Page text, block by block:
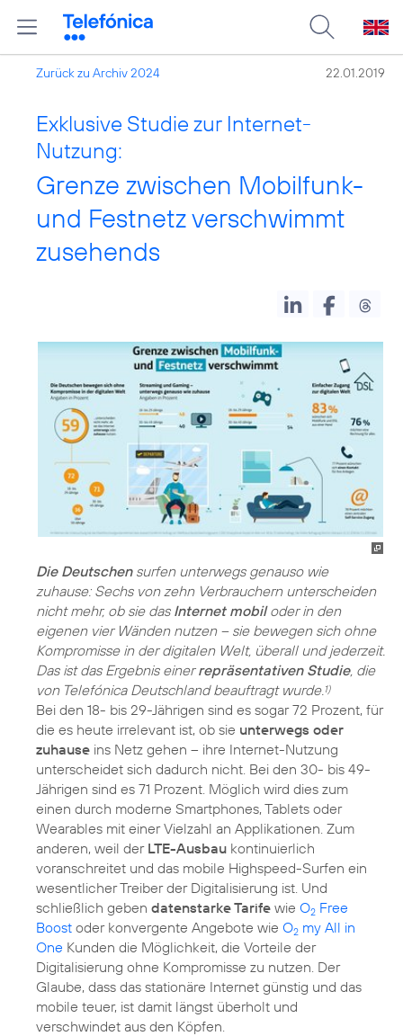
Zurück zu Archiv 2024 22.01.2019
Exklusive Studie zur Internet-
Nutzung:
Grenze zwischen Mobilfunk-
und Festnetz verschwimmt
zusehends
Die Deutschensurfen unterwegs genauso wie
zuhause: Sechs von zehn Verbrauchern unterscheiden
nicht mehr, ob sie das Internet mobiloder in den
eigenen vier Wänden nutzen – sie bewegen sich ohne
Kompromisse in der digitalen Welt, überall und jederzeit.
Das ist das Ergebnis einerrepräsentativen Studie, die
von Telefónica Deutschland beauftragt wurde. 1)
Bei den 18- bis 29-Jährigen sind es sogar 72 Prozent, für
die es heute irrelevant ist, ob sie unterwegs oder
zuhause ins Netz gehen – ihre Internet-Nutzung
unterscheidet sich dadurch nicht. Bei den 30- bis 49-
Jährigen sind es 71 Prozent. Möglich wird dies zum
einen durch moderne Smartphones, Tablets oder
Wearables mit einer Vielzahl an Applikationen. Zum
anderen, weil der LTE-Ausbau kontinuierlich
voranschreitet und das mobile Highspeed-Surfen ein
wesentlicher Treiber der Digitalisierung ist. Und
schließlich geben datenstarke Tarife wie O2 Free
Boost oder konvergente Angebote wie O2 my All in
One Kunden die Möglichkeit, die Vorteile der
Digitalisierung ohne Kompromisse zu nutzen. Der
Glaube, dass das stationäre Internet günstig und das
mobile teuer, ist damit längst überholt und
verschwindet aus den Köpfen.